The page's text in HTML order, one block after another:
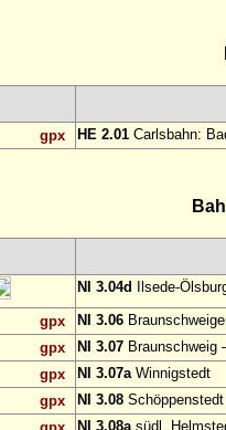
gpx HE 2.01 Carlsbahn:
NI 3.04d Ilsede-
gpx NI 3.06
gpx
NI 3.07 Braunschweig
gpx
NI 3.07aWinnigstedt
gpx
NI 3.08
NI 3.08asüdl.